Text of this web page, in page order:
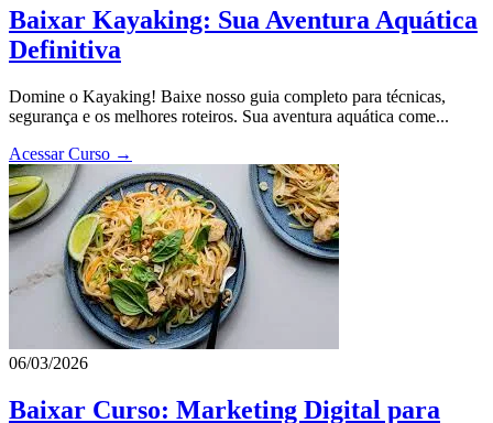
Baixar Kayaking: Sua Aventura Aquática
Definitiva
Domine o Kayaking! Baixe nosso guia completo para técnicas,
segurança e os melhores roteiros. Sua aventura aquática come...
Acessar Curso →
06/03/2026
Baixar Curso: Marketing Digital para